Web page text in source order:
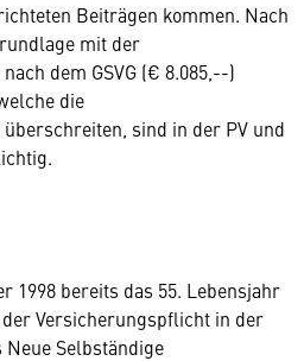
Beiträgen kommen. Nach
mit der
dem GSVG (€ 8.085,--)
die
sind in der PV und
1998 bereits das 55. Lebensjahr
Versicherungspflicht in der
Selbständige